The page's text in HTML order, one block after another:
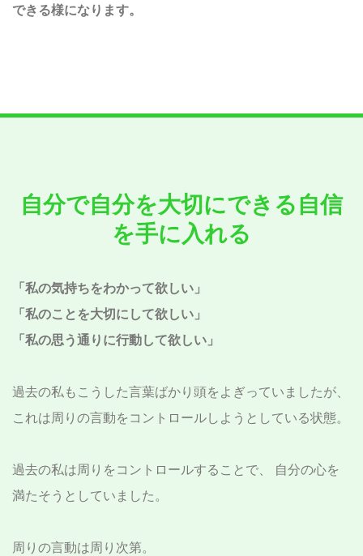
できる様になります。
自分で自分を大切にできる自信
を手に入れる
「私の気持ちをわかって欲しい」
「私のことを大切にして欲しい」
「私の思う通りに行動して欲しい」
過去の私もこうした言葉ばかり頭をよぎっていましたが、
これは周りの言動をコントロールしようとしている状態。
過去の私は周りをコントロールすることで、
自分の心を
満たそうとしていました。
周りの言動は周り次第。